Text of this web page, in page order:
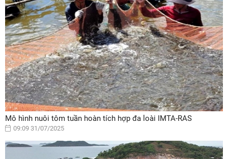
Mô hình nuôi tôm tuần hoàn tích hợp đa loài IMTA-RAS
09:09 31/07/2025